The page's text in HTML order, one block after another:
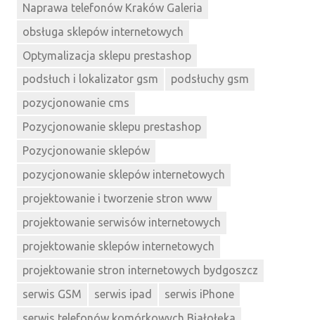
Naprawa telefonów Kraków Galeria
obsługa sklepów internetowych
Optymalizacja sklepu prestashop
podsłuch i lokalizator gsm
podsłuchy gsm
pozycjonowanie cms
Pozycjonowanie sklepu prestashop
Pozycjonowanie sklepów
pozycjonowanie sklepów internetowych
projektowanie i tworzenie stron www
projektowanie serwisów internetowych
projektowanie sklepów internetowych
projektowanie stron internetowych bydgoszcz
serwis GSM
serwis ipad
serwis iPhone